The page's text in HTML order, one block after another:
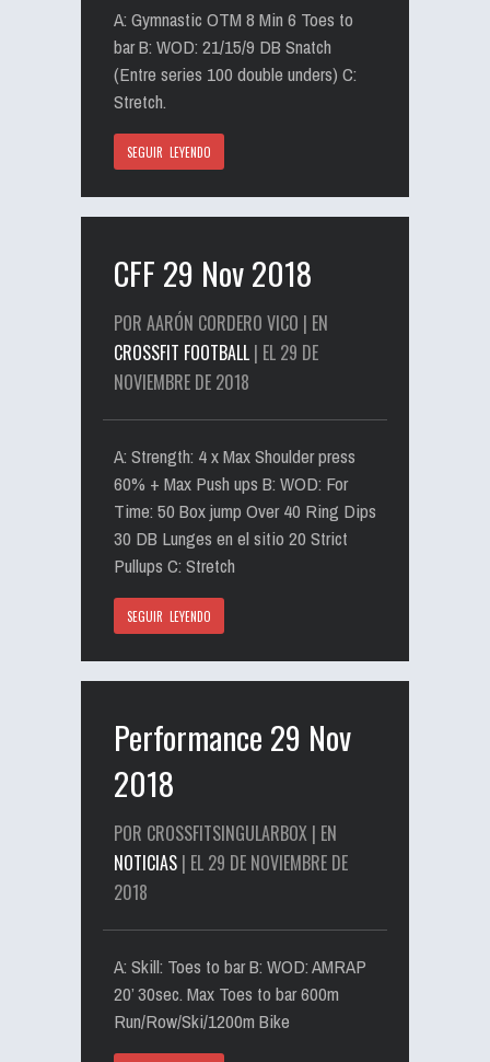
A: Gymnastic OTM 8 Min 6 Toes to
bar B: WOD: 21/15/9 DB Snatch
(Entre series 100 double unders) C:
Stretch.
SEGUIR LEYENDO
CFF 29 Nov 2018
POR AARÓN CORDERO VICO | EN
CROSSFIT FOOTBALL | EL 29 DE
NOVIEMBRE DE 2018
A: Strength: 4 x Max Shoulder press
60% + Max Push ups B: WOD: For
Time: 50 Box jump Over 40 Ring Dips
30 DB Lunges en el sitio 20 Strict
Pullups C: Stretch
SEGUIR LEYENDO
Performance 29 Nov
2018
POR CROSSFITSINGULARBOX | EN
NOTICIAS | EL 29 DE NOVIEMBRE DE
2018
A: Skill: Toes to bar B: WOD: AMRAP
20’ 30sec. Max Toes to bar 600m
Run/Row/Ski/1200m Bike